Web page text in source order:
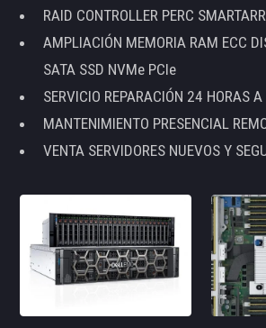
RAID CONTROLLER PERC
AMPLIACIÓN MEMORIA RAM ECC
SATA SSD NVMe PCIe
SERVICIO REPARACIÓN 24 HORAS
MANTENIMIENTO PRESENCIAL
VENTA SERVIDORES NUEVOS Y